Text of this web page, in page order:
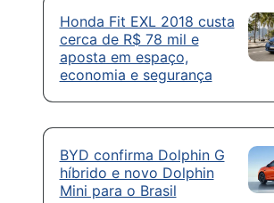
Honda Fit EXL 2018 custa
cerca de R$ 78 mil e
aposta em espaço,
economia e segurança
BYD confirma Dolphin G
híbrido e novo Dolphin
Mini para o Brasil